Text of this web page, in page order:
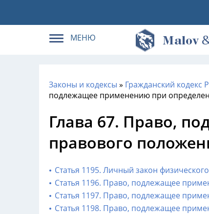
МЕНЮ Malov
Законы и кодексы » Гражданский кодекс
подлежащее применению при
Глава 67. Право,
правового
Статья 1195. Личный закон
Статья 1196. Право, подлежащее
Статья 1197. Право, подлежащее
Статья 1198. Право, подлежащее